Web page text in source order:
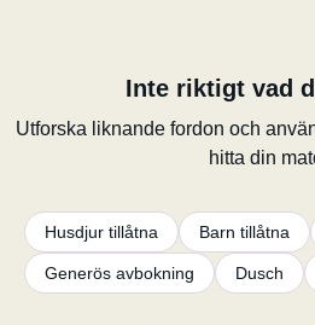
Inte riktigt vad
Utforska liknande fordon och
hitta din
Husdjur tillåtna Barn tillåtna
Generös avbokning Dusch